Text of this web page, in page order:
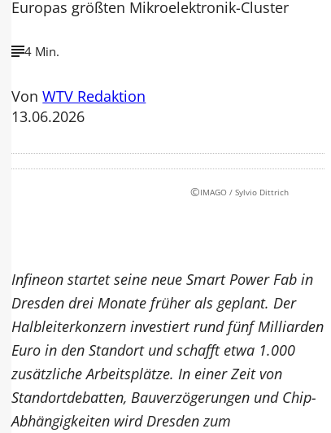
Europas größten Mikroelektronik-Cluster
4 Min.
VonWTV Redaktion
13.06.2026
©IMAGO / Sylvio Dittrich
Infineon startet seine neue Smart Power Fab in
Dresden drei Monate früher als geplant. Der
Halbleiterkonzern investiert rund fünf Milliarden
Euro in den Standort und schafft etwa 1.000
zusätzliche Arbeitsplätze. In einer Zeit von
Standortdebatten, Bauverzögerungen und Chip-
Abhängigkeiten wird Dresden zum